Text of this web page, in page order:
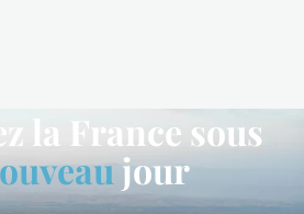
la France sous
jour